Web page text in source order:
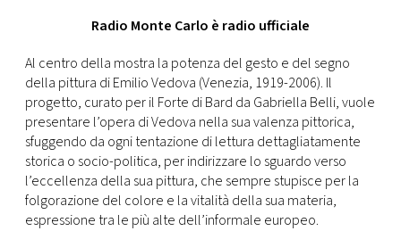
Radio Monte Carlo è radio ufficiale
Al centro della mostra la potenza del gesto e del segno
della pittura di Emilio Vedova (Venezia, 1919-2006). Il
progetto, curato per il Forte di Bard da Gabriella Belli, vuole
presentare l’opera di Vedova nella sua valenza pittorica,
sfuggendo da ogni tentazione di lettura dettagliatamente
storica o socio-politica, per indirizzare lo sguardo verso
l’eccellenza della sua pittura, che sempre stupisce per la
folgorazione del colore e la vitalità della sua materia,
espressione tra le più alte dell’informale europeo.